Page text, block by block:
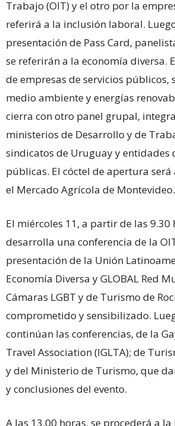
Trabajo (OIT) y el otro por la
referirá a la inclusión laboral.
presentación de Pass Card,
se referirán a la economía diversa.
de empresas de servicios públicos,
medio ambiente y energías
cierra con otro panel grupal,
ministerios de Desarrollo y de
sindicatos de Uruguay y entidades
públicas. El cóctel de apertura será
el Mercado Agrícola de Montevideo.
El miércoles 11, a partir de las 9.30
desarrolla una conferencia de la
presentación de la Unión
Economía Diversa y GLOBAL Red
Cámaras LGBT y de Turismo de
comprometido y sensibilizado.
continúan las conferencias, de la
Travel Association (IGLTA); de
y del Ministerio de Turismo, que
y conclusiones del evento.
A las 13.00 horas, se procederá a